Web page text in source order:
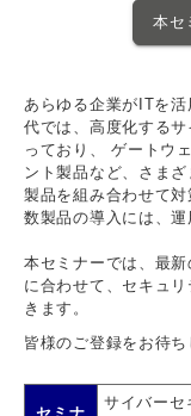
本セ
あらゆる企業がITを
代では、高度化する
っており、 ゲートウ
ント製品など、さま
製品を組み合わせて
数製品の導入には、運
本セミナーでは、最
に合わせて、 セキュ
きます。
皆様のご登録をお待ち
サイバーセ